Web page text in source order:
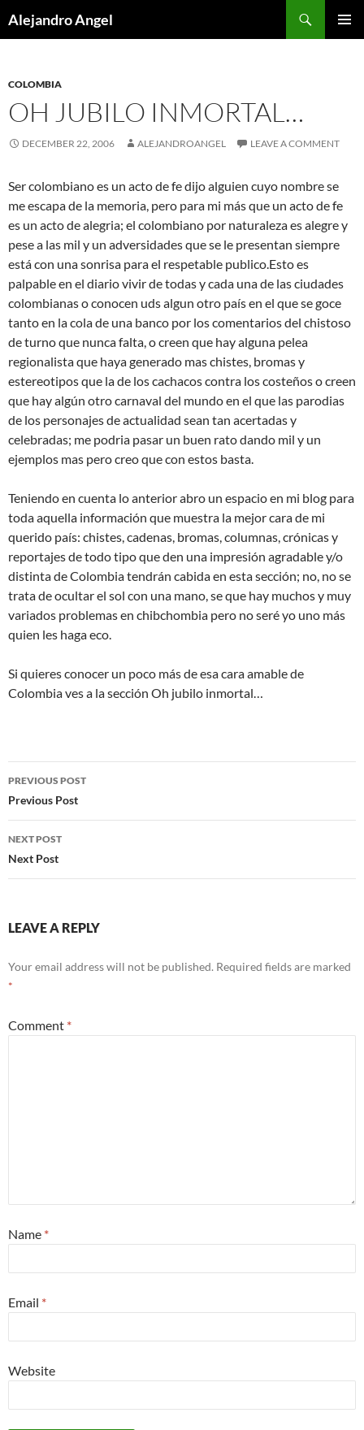
toAlejandro Angel
COLOMBIA
OH JUBILO INMORTAL…
DECEMBER 22, 2006 ALEJANDROANGEL LEAVE A COMMENT
Ser colombiano es un acto de fe dijo alguien cuyo nombre se
me escapa de la memoria, pero para mi más que un acto de fe
es un acto de alegria; el colombiano por naturaleza es alegre y
pese a las mil y un adversidades que se le presentan siempre
está con una sonrisa para el respetable publico.Esto es
palpable en el diario vivir de todas y cada una de las ciudades
colombianas o conocen uds algun otro país en el que se goce
tanto en la cola de una banco por los comentarios del chistoso
de turno que nunca falta, o creen que hay alguna pelea
regionalista que haya generado mas chistes, bromas y
estereotipos que la de los cachacos contra los costeños o creen
que hay algún otro carnaval del mundo en el que las parodias
de los personajes de actualidad sean tan acertadas y
celebradas; me podria pasar un buen rato dando mil y un
ejemplos mas pero creo que con estos basta.
Teniendo en cuenta lo anterior abro un espacio en mi blog para
toda aquella información que muestra la mejor cara de mi
querido país: chistes, cadenas, bromas, columnas, crónicas y
reportajes de todo tipo que den una impresión agradable y/o
distinta de Colombia tendrán cabida en esta sección; no, no se
trata de ocultar el sol con una mano, se que hay muchos y muy
variados problemas en chibchombia pero no seré yo uno más
quien les haga eco.
Si quieres conocer un poco más de esa cara amable de
Colombia ves a la sección Oh jubilo inmortal…
Post
navigation
PREVIOUS POST
Previous Post
NEXT POST
Next Post
LEAVE A REPLY
Your email address will not be published. Required fields are marked
*
Comment *
Name *
Email *
Website